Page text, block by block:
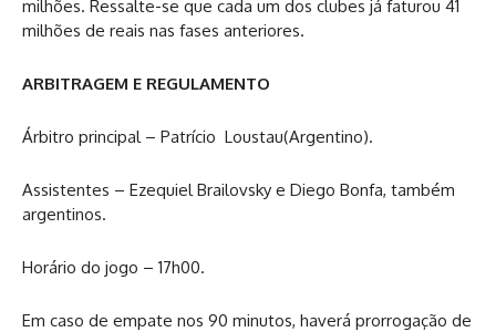
milhões. Ressalte-se que cada um dos clubes já faturou 41
milhões de reais nas fases anteriores.
ARBITRAGEM E REGULAMENTO
Árbitro principal – Patrício Loustau(Argentino).
Assistentes – Ezequiel Brailovsky e Diego Bonfa, também
argentinos.
Horário do jogo – 17h00.
Em caso de empate nos 90 minutos, haverá prorrogação de